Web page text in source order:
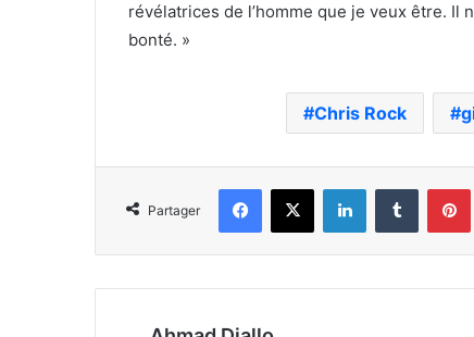
révélatrices de l’homme que je veux être. Il
bonté. »
Chris Rock
Partager
Facebook
X LinkedinTumblr